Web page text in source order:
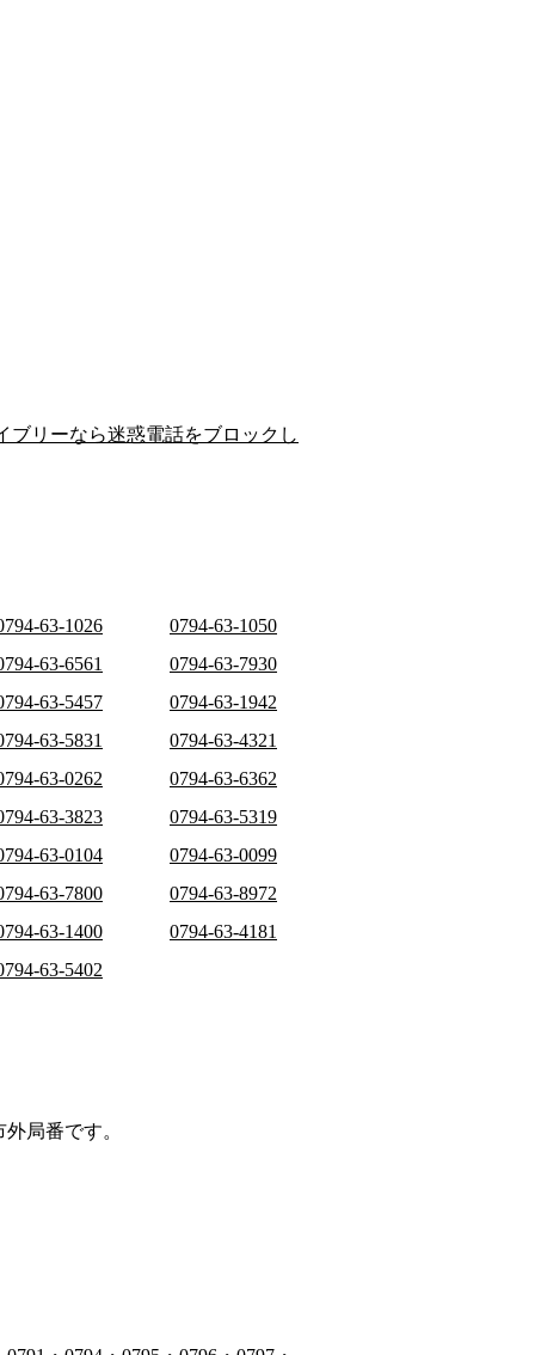
ブリーなら迷惑電話をブロックし
63-1026
0794-63-1050
63-6561
0794-63-7930
63-5457
0794-63-1942
63-5831
0794-63-4321
63-0262
0794-63-6362
63-3823
0794-63-5319
63-0104
0794-63-0099
63-7800
0794-63-8972
63-1400
0794-63-4181
63-5402
局番です。